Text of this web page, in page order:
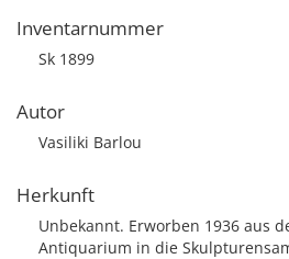
Inventarnummer
Sk 1899
Autor
Vasiliki Barlou
Herkunft
Unbekannt. Erworben 1936 aus
Antiquarium in die